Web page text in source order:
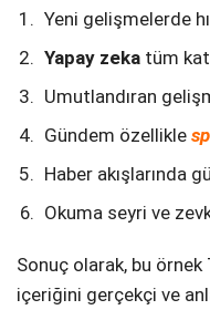
Yeni gelişmelerde
Yapay zeka tüm
Umutlandıran
Gündem özellikle
Haber akışlarında
Okuma seyri ve
Sonuç olarak, bu
içeriğini gerçekçi ve